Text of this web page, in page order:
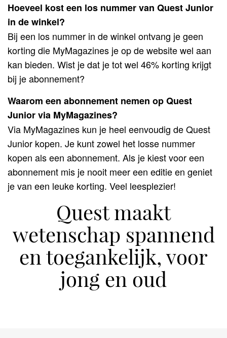
Hoeveel kost een los nummer van Quest Junior
in de winkel?
Bij een los nummer in de winkel ontvang je geen
korting die MyMagazines je op de website wel aan
kan bieden. Wist je dat je tot wel 46% korting krijgt
bij je abonnement?
Waarom een abonnement nemen op Quest
Junior via MyMagazines?
Via MyMagazines kun je heel eenvoudig de Quest
Junior kopen. Je kunt zowel het losse nummer
kopen als een abonnement. Als je kiest voor een
abonnement mis je nooit meer een editie en geniet
je van een leuke korting. Veel leesplezier!
Quest maakt
wetenschap spannend
en toegankelijk, voor
jong en oud